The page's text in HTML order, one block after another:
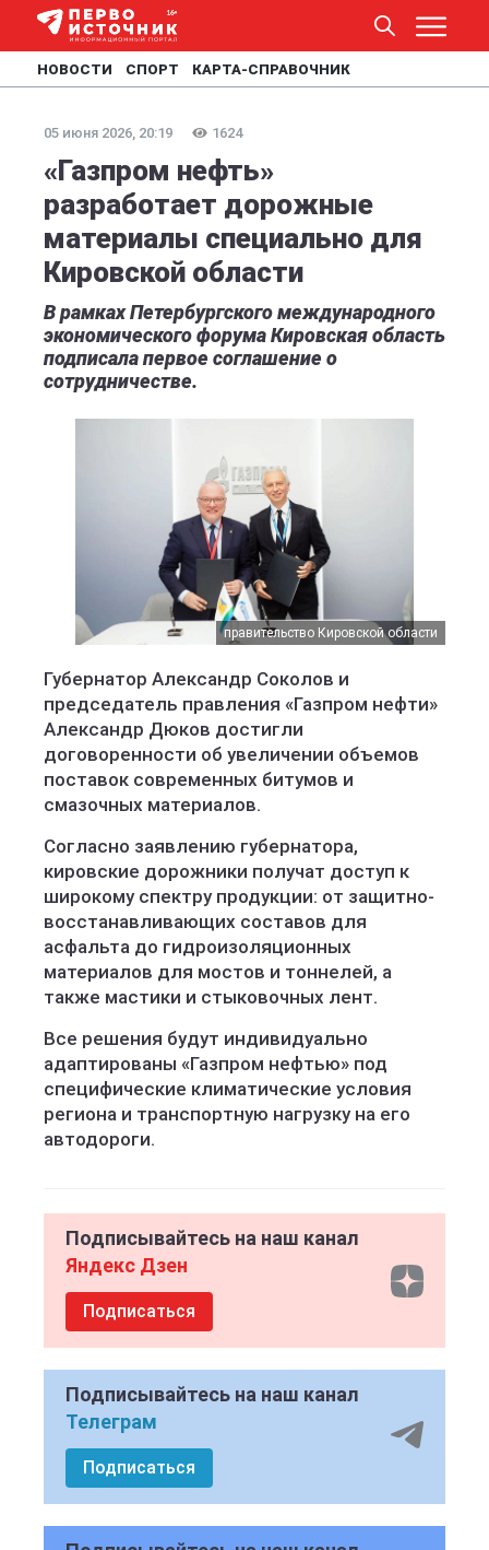
НОВОСТИ СПОРТ КАРТА-СПРАВОЧНИК
05 июня 2026, 20:19 1624
«Газпром нефть»
разработает дорожные
материалы специально для
Кировской области
В рамках Петербургского международного
экономического форума Кировская область
подписала первое соглашение о
сотрудничестве.
правительство Кировской области
Губернатор Александр Соколов и
председатель правления «Газпром нефти»
Александр Дюков достигли
договоренности об увеличении объемов
поставок современных битумов и
смазочных материалов.
Согласно заявлению губернатора,
кировские дорожники получат доступ к
широкому спектру продукции: от защитно-
восстанавливающих составов для
асфальта до гидроизоляционных
материалов для мостов и тоннелей, а
также мастики и стыковочных лент.
Все решения будут индивидуально
адаптированы «Газпром нефтью» под
специфические климатические условия
региона и транспортную нагрузку на его
автодороги.
Подписывайтесь на наш канал
Яндекс Дзен
Подписаться
Подписывайтесь на наш канал
Телеграм
Подписаться